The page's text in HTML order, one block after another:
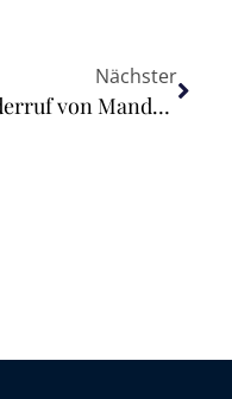
Nächster
Widerruf von Mandatsvertrag mit Rechtsanwaltskanzlei ist wirksam